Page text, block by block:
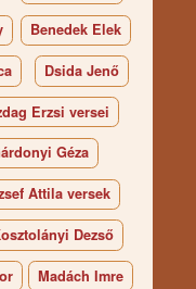
Benedek Elek
Dsida Jenő
Erzsi versei
Géza
Attila versek
Dezső
Madách Imre